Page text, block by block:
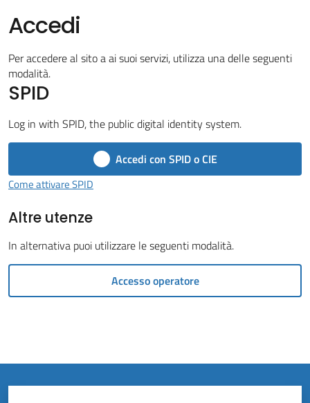
Novità
Menu selezionato
Servizi
Vivere
Comune
Amministrazione
Trasparente
gli
Accedi
Per accedere al sito a ai suoi servizi, utilizza una delle seguenti
modalità.
SPID
Log in with SPID, the public digital identity system.
Accedi con SPID o CIE
Come attivare SPID
Altre utenze
In alternativa puoi utilizzare le seguenti modalità.
Accesso operatore